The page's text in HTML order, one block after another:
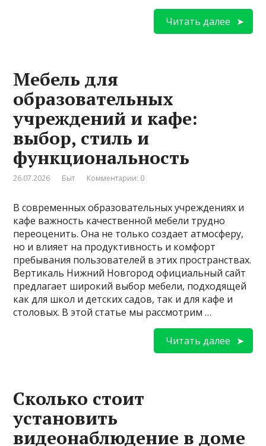
Читать далее
Мебель для
образовательных
учреждений и кафе:
выбор, стиль и
функциональность
26.07.2026 Быт Комментарии: 0
В современных образовательных учреждениях и
кафе важность качественной мебели трудно
переоценить. Она не только создает атмосферу,
но и влияет на продуктивность и комфорт
пребывания пользователей в этих пространствах.
Вертикаль Нижний Новгород официальный сайт
предлагает широкий выбор мебели, подходящей
как для школ и детских садов, так и для кафе и
столовых. В этой статье мы рассмотрим …
Читать далее
Сколько стоит
установить
видеонаблюдение в доме